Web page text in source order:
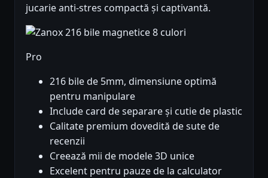
jucarie anti-stres compactă și captivantă.
Pro
216 bile de 5mm, dimensiune optimă
pentru manipulare
Include card de separare și cutie de plastic
Calitate premium dovedită de sute de
recenzii
Creează mii de modele 3D unice
Excelent pentru pauze de la calculator